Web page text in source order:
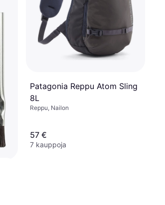
Patagonia Reppu Atom Sling
8L
Reppu, Nailon
57 €
7 kauppoja